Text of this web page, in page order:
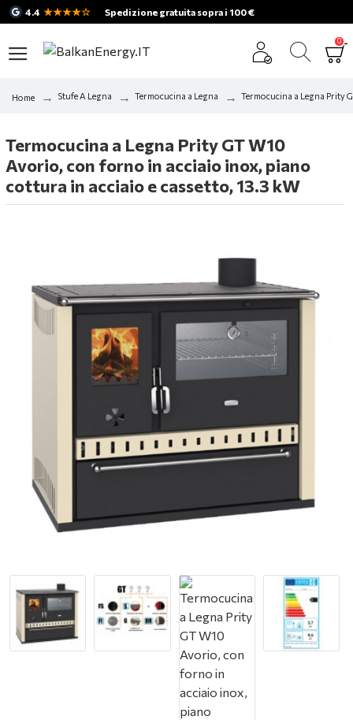
4.4 ★★★★☆ Spedizione gratuita sopra i 100 €
0
Home Stufe A Legna Termocucina a Legna Termocucina a Legna Prity
Termocucina a Legna Prity GT W10
Avorio, con forno in acciaio inox, piano
cottura in acciaio e cassetto, 13.3 kW